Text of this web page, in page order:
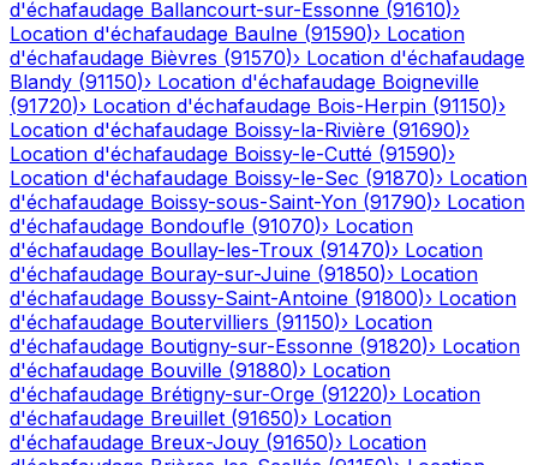
d'échafaudage Ballancourt-sur-Essonne (91610)›
Location d'échafaudage Baulne (91590)› Location
d'échafaudage Bièvres (91570)› Location d'échafaudage
Blandy (91150)› Location d'échafaudage Boigneville
(91720)› Location d'échafaudage Bois-Herpin (91150)›
Location d'échafaudage Boissy-la-Rivière (91690)›
Location d'échafaudage Boissy-le-Cutté (91590)›
Location d'échafaudage Boissy-le-Sec (91870)› Location
d'échafaudage Boissy-sous-Saint-Yon (91790)› Location
d'échafaudage Bondoufle (91070)› Location
d'échafaudage Boullay-les-Troux (91470)› Location
d'échafaudage Bouray-sur-Juine (91850)› Location
d'échafaudage Boussy-Saint-Antoine (91800)› Location
d'échafaudage Boutervilliers (91150)› Location
d'échafaudage Boutigny-sur-Essonne (91820)› Location
d'échafaudage Bouville (91880)› Location
d'échafaudage Brétigny-sur-Orge (91220)› Location
d'échafaudage Breuillet (91650)› Location
d'échafaudage Breux-Jouy (91650)› Location